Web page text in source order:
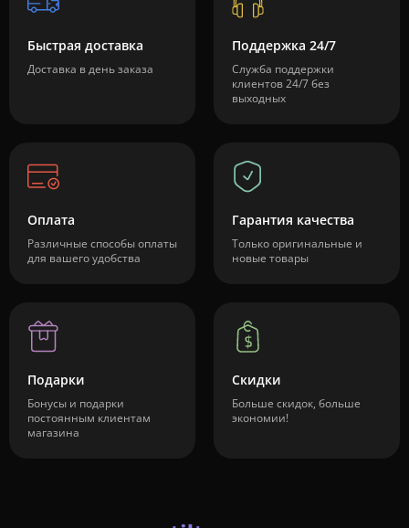
Быстрая доставка
Доставка в день заказа
Поддержка 24/7
Служба поддержки
клиентов 24/7 без
выходных
Оплата
Различные способы оплаты
для вашего удобства
Гарантия качества
Только оригинальные и
новые товары
Подарки
Бонусы и подарки
постоянным клиентам
магазина
Скидки
Больше скидок, больше
экономии!